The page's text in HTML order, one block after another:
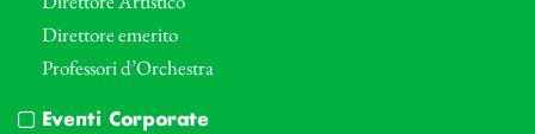
Direttore emerito
Professori d’Orchestra
Eventi Corporate